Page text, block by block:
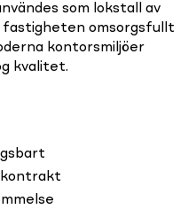
som lokstall av
fastigheten omsorgsfullt
kontorsmiljöer
kvalitet.